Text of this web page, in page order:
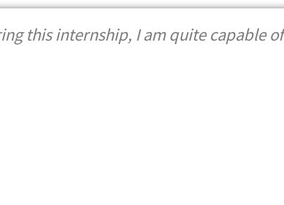
this internship, I am quite capable of